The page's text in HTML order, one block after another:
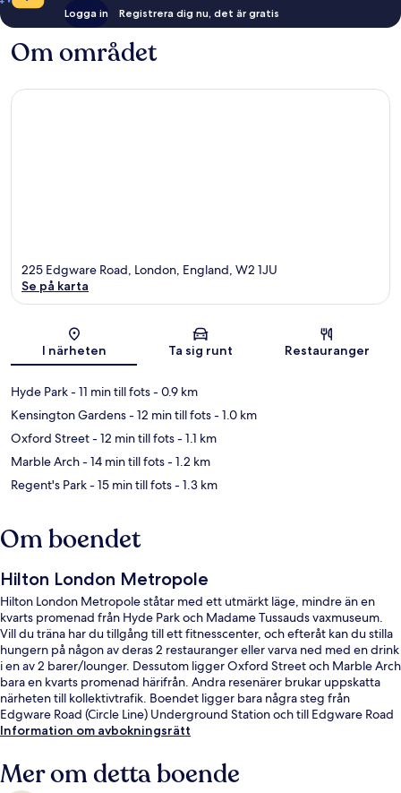
Logga in Registrera dig nu, det är gratis
Om området
Karta
225 Edgware Road, London, England, W2 1JU
Se på karta
I närheten Ta sig runt Restauranger
Hyde Park- 11 min till fots- 0.9 km
Kensington Gardens- 12 min till fots- 1.0 km
Oxford Street- 12 min till fots- 1.1 km
Marble Arch- 14 min till fots- 1.2 km
Regent's Park- 15 min till fots- 1.3 km
Om boendet
Hilton London Metropole
Hilton London Metropole ståtar med ett utmärkt läge, mindre än en
kvarts promenad från Hyde Park och Madame Tussauds vaxmuseum.
Vill du träna har du tillgång till ett fitnesscenter, och efteråt kan du stilla
hungern på någon av deras 2 restauranger eller varva ned med en drink
i en av 2 barer/lounger. Dessutom ligger Oxford Street och Marble Arch
bara en kvarts promenad härifrån. Andra resenärer brukar uppskatta
närheten till kollektivtrafik. Boendet ligger bara några steg från
Edgware Road (Circle Line) Underground Station och till Edgware Road
(Bakerloo) tunnelbanestation tar det inte mer än 2 minuter att gå.
Information om avbokningsrätt
Mer om detta boende